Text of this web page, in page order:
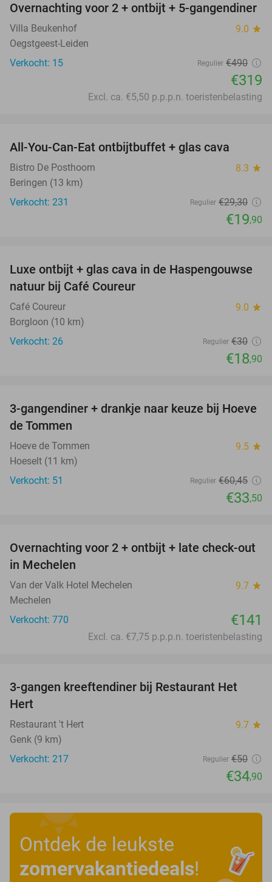
35%
Overnachting voor 2 + ontbijt + 5-gangendiner
Villa Beukenhof 9.0 star
Oegstgeest-Leiden
Verkocht: 15
Regulier €490
€319
Excl. ca. €5,50 p.p.p.n. toeristenbelasting
All-You-Can-Eat ontbijtbuffet + glas cava
Bistro De Posthoorn 8.3 star
Beringen (13 km)
Verkocht: 231
Regulier €29,30
€19,90
37%
Luxe ontbijt + glas cava in de Haspengouwse
natuur bij Café Coureur
Café Coureur 9.0 star
Borgloon (10 km)
Verkocht: 26
Regulier €30
€18,90
45%
3-gangendiner + drankje naar keuze bij Hoeve
de Tommen
Hoeve de Tommen 9.5 star
Hoeselt (11 km)
Verkocht: 51
Regulier €60,45
€33,50
Overnachting voor 2 + ontbijt + late check-out
in Mechelen
Van der Valk Hotel Mechelen 9.7 star
Mechelen
Verkocht: 770
€141
Excl. ca. €7,75 p.p.p.n. toeristenbelasting
30%
3-gangen kreeftendiner bij Restaurant Het
Hert
Restaurant 't Hert 9.7 star
Genk (9 km)
Verkocht: 217
Regulier €50
€34,90
Ontdek de leukste
zomervakantiedeals!